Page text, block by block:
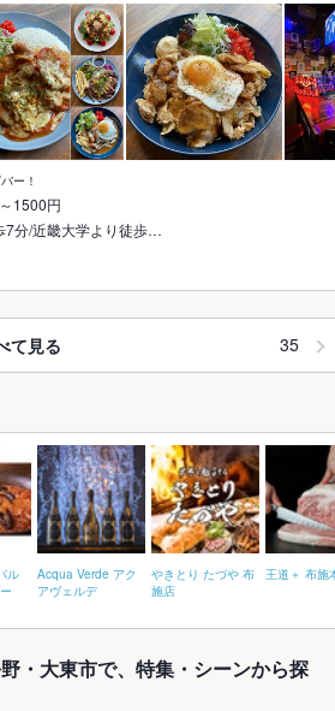
ー！
1500円
7分/近畿大学より徒歩…
て見る 35
ル
Acqua Verde アク
アヴェルデ
やきとり たづや 布
施店
王道＋ 布施
・大東市で、特集・シーンから探